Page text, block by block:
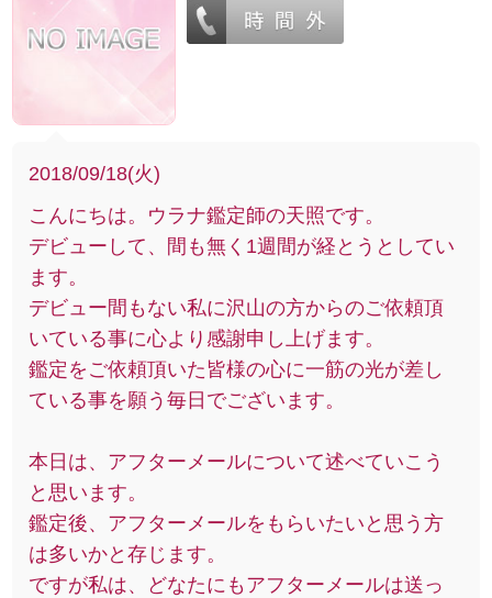
2018/09/18(火)
こんにちは。ウラナ鑑定師の天照です。
デビューして、間も無く1週間が経とうとしてい
ます。
デビュー間もない私に沢山の方からのご依頼頂
いている事に心より感謝申し上げます。
鑑定をご依頼頂いた皆様の心に一筋の光が差し
ている事を願う毎日でございます。
本日は、アフターメールについて述べていこう
と思います。
鑑定後、アフターメールをもらいたいと思う方
は多いかと存じます。
ですが私は、どなたにもアフターメールは送っ